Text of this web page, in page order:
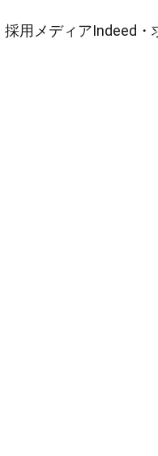
採用メディアIndeed・